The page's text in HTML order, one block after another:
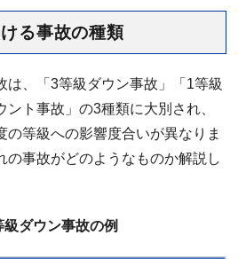
る事故の種類
は、「3等級ダウン事故」「1等級
ント事故」の3種類に大別され、
の等級への影響度合いが異なりま
の事故がどのようなものか解説し
ダウン事故の例